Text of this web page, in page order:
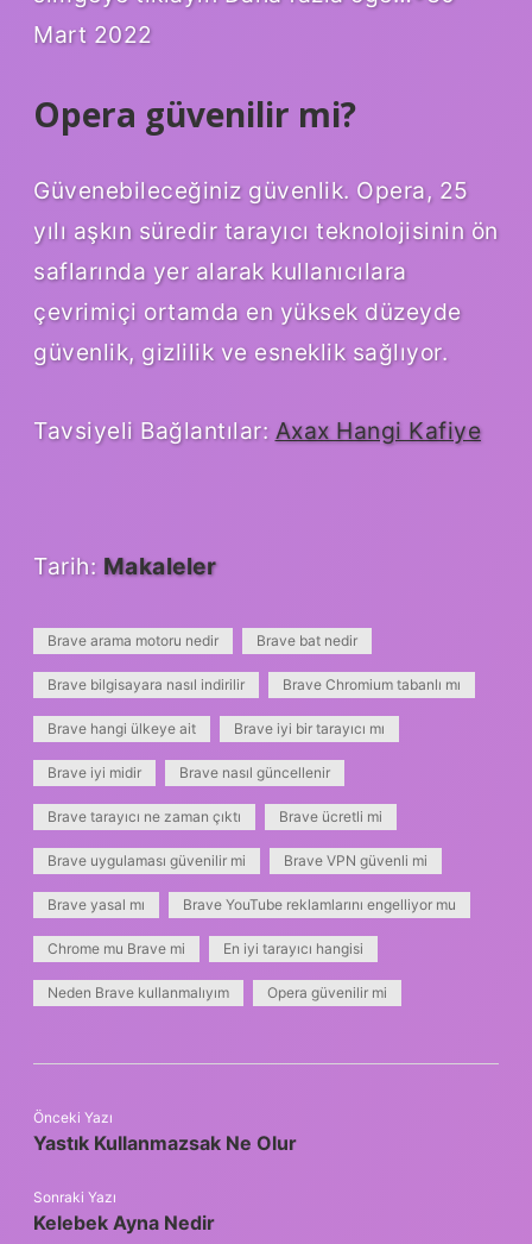
Mart 2022
Opera güvenilir mi?
Güvenebileceğiniz güvenlik. Opera, 25
yılı aşkın süredir tarayıcı teknolojisinin ön
saflarında yer alarak kullanıcılara
çevrimiçi ortamda en yüksek düzeyde
güvenlik, gizlilik ve esneklik sağlıyor.
Tavsiyeli Bağlantılar: Axax Hangi Kafiye
Tarih: Makaleler
Brave arama motoru nedir Brave bat nedir
Brave bilgisayara nasıl indirilir Brave Chromium tabanlı mı
Brave hangi ülkeye ait Brave iyi bir tarayıcı mı
Brave iyi midir Brave nasıl güncellenir
Brave tarayıcı ne zaman çıktı Brave ücretli mi
Brave uygulaması güvenilir mi Brave VPN güvenli mi
Brave yasal mı Brave YouTube reklamlarını engelliyor mu
Chrome mu Brave mi En iyi tarayıcı hangisi
Neden Brave kullanmalıyım Opera güvenilir mi
Önceki Yazı
Yastık Kullanmazsak Ne Olur
Sonraki Yazı
Kelebek Ayna Nedir